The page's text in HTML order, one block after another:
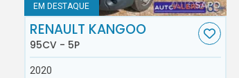
EM DESTAQUE
RENAULT KANGOO
95CV - 5P
2020